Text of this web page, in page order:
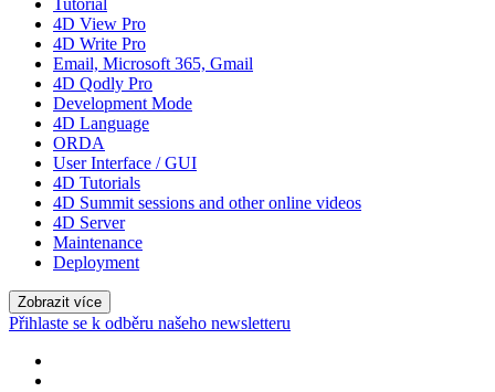
4D View Pro
4D Write Pro
Email, Microsoft 365, Gmail
4D Qodly Pro
Development Mode
4D Language
ORDA
User Interface / GUI
4D Tutorials
4D Summit sessions and other online videos
4D Server
Maintenance
Deployment
Zobrazit více
Přihlaste se k odběru našeho newsletteru